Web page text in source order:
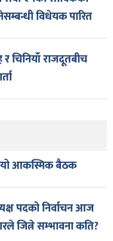
विधेयक पारित
र चिनियाँ राजदूतबीच
आकस्मिक बैठक
पदको निर्वाचन आज
जित्ने सम्भावना कति?